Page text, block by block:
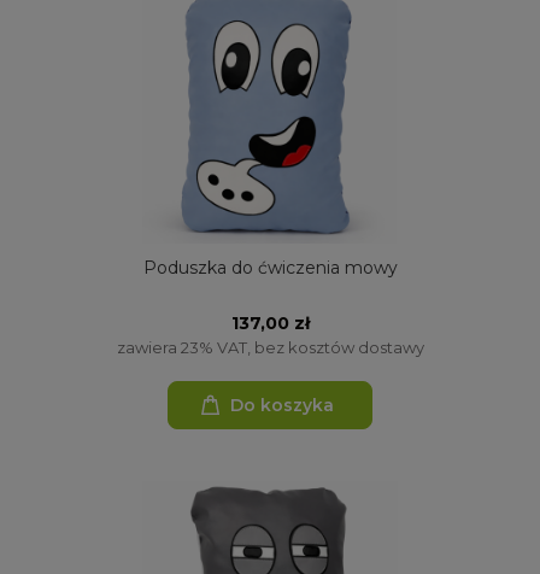
Poduszka do ćwiczenia mowy
137,00 zł
zawiera 23% VAT, bez kosztów dostawy
Do koszyka